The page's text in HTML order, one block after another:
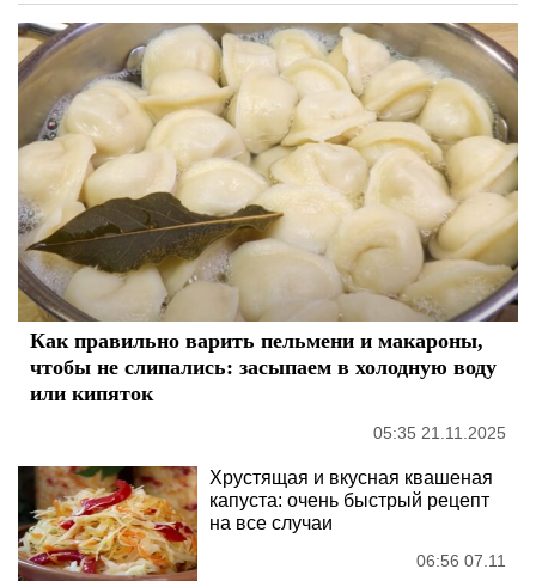
Как правильно варить пельмени и макароны,
чтобы не слипались: засыпаем в холодную воду
или кипяток
05:35 21.11.2025
Хрустящая и вкусная квашеная
капуста: очень быстрый рецепт
на все случаи
06:56 07.11